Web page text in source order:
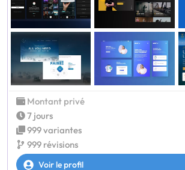
Montant privé
7 jours
999 variantes
999 révisions
Voir le profil